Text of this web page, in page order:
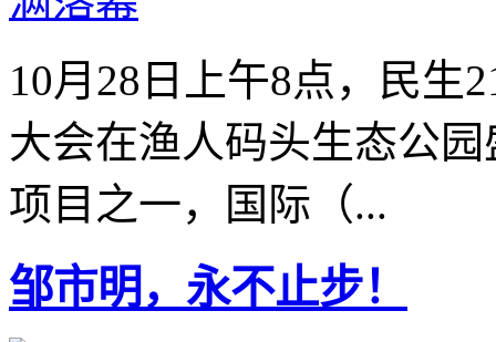
10月28日上午8点，民生
大会在渔人码头生态公
项目之一，国际（...
邹市明，永不止步！